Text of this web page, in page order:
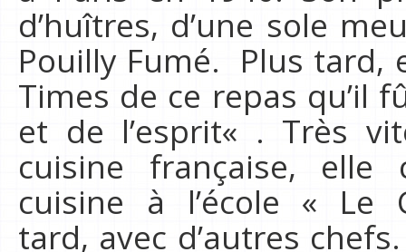
d’huîtres, d’une sole
Pouilly Fumé. Plus tard,
Times de ce repas qu’il
et de l’esprit« . Très
cuisine française, elle
cuisine à l’école « Le
tard, avec d’autres